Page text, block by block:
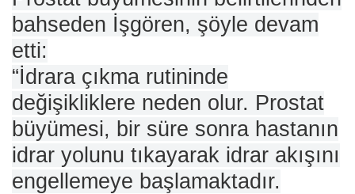
bahseden İşgören, şöyle devam
etti:
“İdrara çıkma rutininde
değişikliklere neden olur. Prostat
büyümesi, bir süre sonra hastanın
idrar yolunu tıkayarak idrar akışını
engellemeye başlamaktadır.